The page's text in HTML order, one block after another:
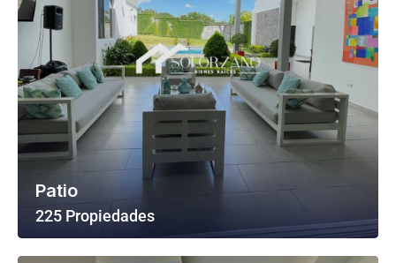
Patio
225 Propiedades
Ver Todas Las Propiedades